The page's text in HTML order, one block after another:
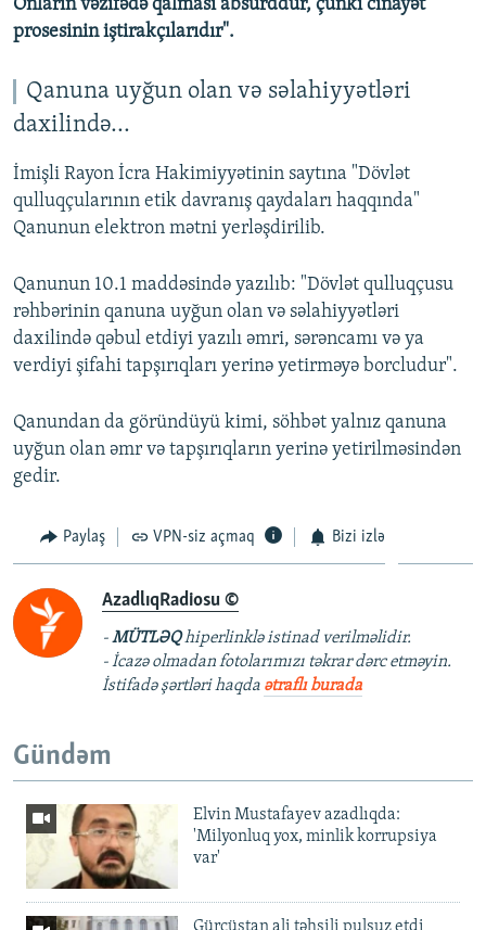
Onların vəzifədə qalması absurddur, çünki cinayət
prosesinin iştirakçılarıdır".
Qanuna uyğun olan və səlahiyyətləri
daxilində...
İmişli Rayon İcra Hakimiyyətinin saytına "Dövlət
qulluqçularının etik davranış qaydaları haqqında"
Qanunun elektron mətni yerləşdirilib.
Qanunun 10.1 maddəsində yazılıb: "Dövlət qulluqçusu
rəhbərinin qanuna uyğun olan və səlahiyyətləri
daxilində qəbul etdiyi yazılı əmri, sərəncamı və ya
verdiyi şifahi tapşırıqları yerinə yetirməyə borcludur".
Qanundan da göründüyü kimi, söhbət yalnız qanuna
uyğun olan əmr və tapşırıqların yerinə yetirilməsindən
gedir.
Paylaş VPN-siz açmaq Bizi izlə
AzadlıqRadiosu ©
-MÜTLƏQhiperlinklə istinad verilməlidir.
- İcazə olmadan fotolarımızı təkrar dərc etməyin.
İstifadə şərtləri haqda ətraflı burada
Gündəm
Elvin Mustafayev azadlıqda:
'Milyonluq yox, minlik korrupsiya
var'